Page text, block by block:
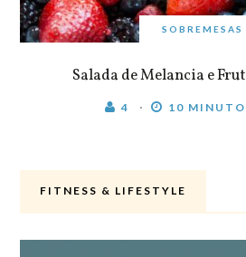
SOBREMESAS
Salada de Melancia e
4 10
FITNESS & LIFESTYLE